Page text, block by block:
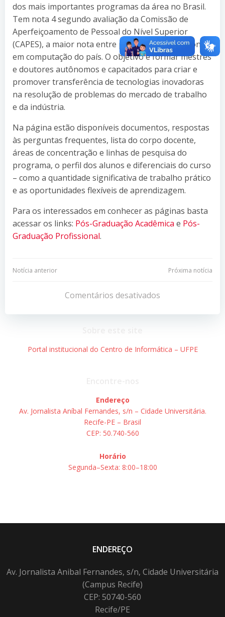
dos mais importantes programas da área no Brasil.
Tem nota 4 segundo avaliação da Comissão de
Aperfeiçoamento de Pessoal do Nível Superior
(CAPES), a maior nota entre programas profissionais
em computação do país. O objetivo é formar mestres
e doutores autônomos e capacitados para criar e
promover transferência de tecnologias inovadoras
na resolução de problemas do mercado de trabalho
e da indústria.
Na página estão disponíveis documentos, respostas
às perguntas frequentes, lista do corpo docente,
áreas de concentração e linhas de pesquisa do
programa, o perfil dos alunos e diferenciais do curso
– como a quantidade significativa de trabalho prático
e as oportunidades flexíveis de aprendizagem.
Para os interessados em conhecer as páginas basta
acessar os links: Pós-Graduação Acadêmica e Pós-
Graduação Profissional.
Navegação
Post
Notícia anterior
Navegação
de
Post
Próxima notícia
Comentários desativados
Portal institucional do Centro de Informática – UFPE
Endereço
Av. Jornalista Aníbal Fernandes, s/n – Cidade Universitária.
Recife-PE – Brasil
CEP: 50.740-560
Horário
Segunda–Sexta: 8:00–18:00
ENDEREÇO
Av. Jornalista Anibal Fernandes, s/n, Cidade Universitária
(Campus Recife)
CEP: 50740-560
Recife/PE